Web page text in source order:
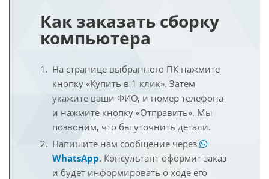
Как заказать сборку
компьютера
На странице выбранного ПК нажмите
кнопку «Купить в 1 клик». Затем
укажите ваши ФИО, и номер телефона
и нажмите кнопку «Отправить». Мы
позвоним, что бы уточнить детали.
Напишите нам сообщение через
WhatsApp. Консультант оформит заказ
и будет информировать о ходе его